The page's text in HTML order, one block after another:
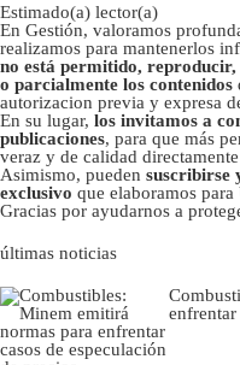
Estimado(a) lector(a)
En Gestión, valoramos
realizamos para mantenerlos
no está permitido,
o parcialmente los contenidos
autorizacion previa y expresa
En su lugar, los invitamos a
publicaciones, para que más
veraz y de calidad
Asimismo, pueden suscribirse
exclusivo que elaboramos para
Gracias por ayudarnos a
últimas noticias
enfrentar